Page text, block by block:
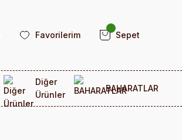
Favorilerim Sepet
Diğer
Ürünler
BAHARATLAR